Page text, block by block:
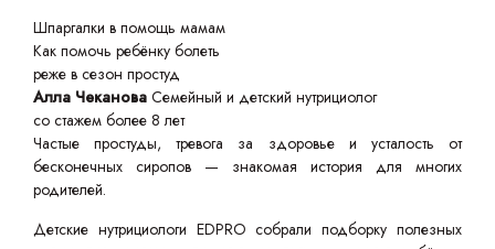
Шпаргалки в помощь мамам
Как помочь ребёнку болеть
реже в сезон простуд
Алла Чеканова Семейный и детский нутрициолог
со стажем более 8 лет
Частые простуды, тревога за здоровье и усталость от
бесконечных сиропов — знакомая история для многих
родителей.
Детские нутрициологи EDPRO собрали подборку полезных